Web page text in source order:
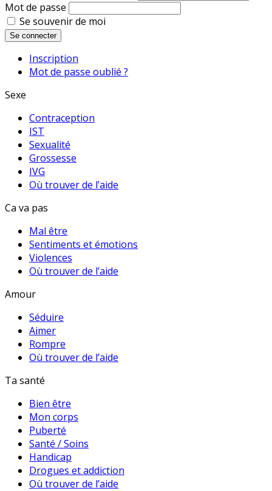
Mot de passe
Se souvenir de moi
Se connecter
Inscription
Mot de passe oublié ?
Sexe
Contraception
IST
Sexualité
Grossesse
IVG
Où trouver de l’aide
Ca va pas
Mal être
Sentiments et émotions
Violences
Où trouver de l’aide
Amour
Séduire
Aimer
Rompre
Où trouver de l’aide
Ta santé
Bien être
Mon corps
Puberté
Santé / Soins
Handicap
Drogues et addiction
Où trouver de l’aide